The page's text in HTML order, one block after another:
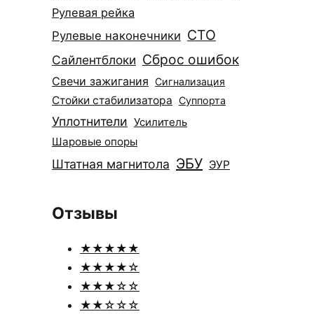
Рулевая рейка
Рулевые наконечники СТО
Сайлентблоки Сброс ошибок
Свечи зажигания Сигнализация
Стойки стабилизатора Суппорта
Уплотнители Усилитель
Шаровые опоры
Штатная магнитола ЭБУ ЭУР
Отзывы
★★★★★
★★★★☆
★★★☆☆
★★☆☆☆